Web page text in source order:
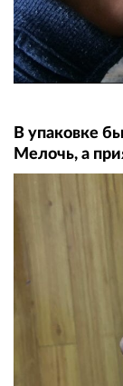
В упаковке
Мелочь, а